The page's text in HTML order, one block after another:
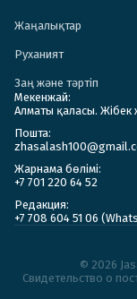
Жаңалықтар
Руханият
Заң және тәртіп
Мекенжай:
Алматы қаласы. Жібек
Пошта:
Жарнама бөлімі:
+7 701 220 64 52
Редакция:
+7 708 604 51 06
© 2026
Cвидетельство о